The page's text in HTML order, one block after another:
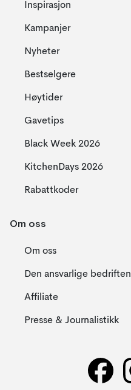
Inspirasjon
Kampanjer
Nyheter
Bestselgere
Høytider
Gavetips
Black Week 2026
KitchenDays 2026
Rabattkoder
Om oss
Om oss
Den ansvarlige bedriften
Affiliate
Presse & Journalistikk